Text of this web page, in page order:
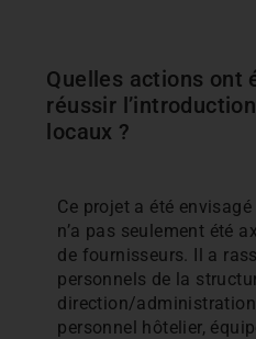
Quelles actions ont
réussir
locaux ?
Ce projet a été
n’a pas seulement été
de fournisseurs. Il a
personnels de la
direction/
personnel hôtelier,